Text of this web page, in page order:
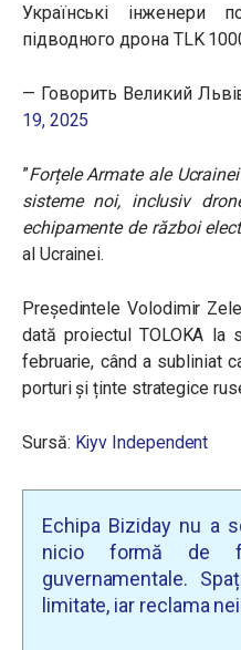
Українські інженери
підводного дрона TLK
— Говорить Великий
19, 2025
”Forțele Armate ale
sisteme noi, inclusiv
echipamente de război
al Ucrainei.
Președintele Volodimir
dată proiectul TOLOKA la
februarie, când a subliniat
porturi și ținte strategice
Sursă: Kiyv Independent
Echipa Biziday nu a
nicio formă de
guvernamentale.
limitate, iar reclama